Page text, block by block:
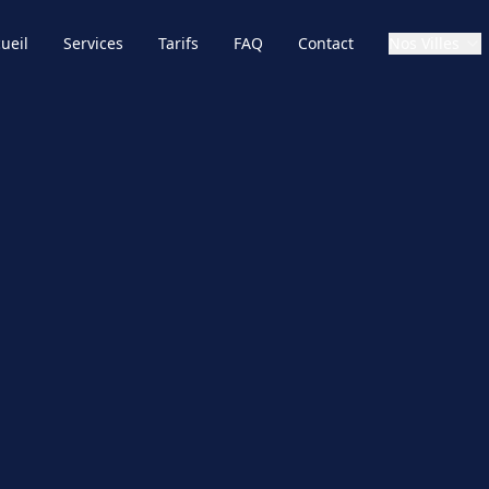
Services Tarifs FAQ Contact